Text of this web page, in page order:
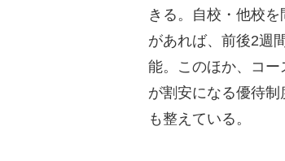
きる。自校・他校
があれば、前後2週
能。このほか、コ
が割安になる優待
も整えている。